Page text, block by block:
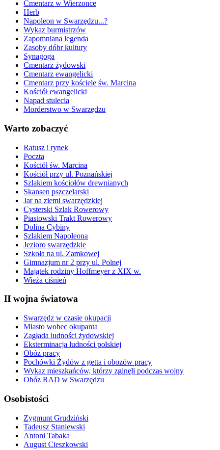
Cmentarz w Wierzonce
Herb
Napoleon w Swarzędzu...?
Wykaz burmistrzów
Zapomniana legenda
Zasoby dóbr kultury
Synagoga
Cmentarz żydowski
Cmentarz ewangelicki
Cmentarz przy kościele św. Marcina
Kościół ewangelicki
Napad stulecia
Morderstwo w Swarzędzu
Warto zobaczyć
Ratusz i rynek
Poczta
Kościół św. Marcina
Kościół przy ul. Poznańskiej
Szlakiem kościołów drewnianych
Skansen pszczelarski
Jar na ziemi swarzędzkiej
Cysterski Szlak Rowerowy
Piastowski Trakt Rowerowy
Dolina Cybiny
Szlakiem Napoleona
Jezioro swarzędzkie
Szkoła na ul. Zamkowej
Gimnazjum nr 2 przy ul. Polnej
Majątek rodziny Hoffmeyer z XIX w.
Wieża ciśnień
II wojna światowa
Swarzędz w czasie okupacji
Miasto wobec okupanta
Zagłada ludności żydowskiej
Eksterminacja ludności polskiej
Obóz pracy
Pochówki Żydów z getta i obozów pracy
Wykaz mieszkańców, którzy zginęli podczas wojny
Obóz RAD w Swarzędzu
Osobistości
Zygmunt Grudziński
Tadeusz Staniewski
Antoni Tabaka
August Cieszkowski